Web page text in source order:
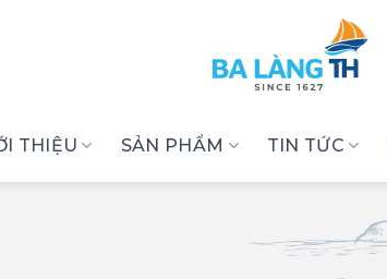
THIỆU SẢN PHẨM TIN TỨC